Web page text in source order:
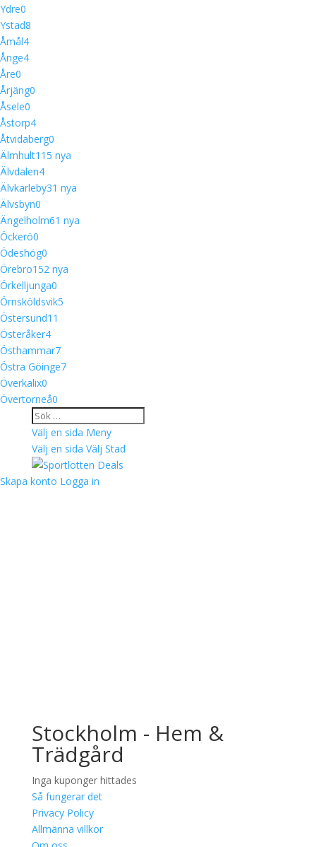
Ydre0
Ystad8
Åmål4
Ånge4
Åre0
Årjäng0
Åsele0
Åstorp4
Åtvidaberg0
Älmhult115 nya
Älvdalen4
Älvkarleby31 nya
Älvsbyn0
Ängelholm61 nya
Öckerö0
Ödeshög0
Örebro152 nya
Örkelljunga0
Örnsköldsvik5
Östersund11
Österåker4
Östhammar7
Östra Göinge7
Överkalix0
Övertorneå0
Välj en sida Meny
Välj en sida Välj Stad
Skapa konto Logga in
Stockholm - Hem &
Trädgård
Inga kuponger hittades
Så fungerar det
Privacy Policy
Allmänna villkor